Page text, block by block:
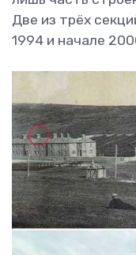
Две из трёх
1994 и начале